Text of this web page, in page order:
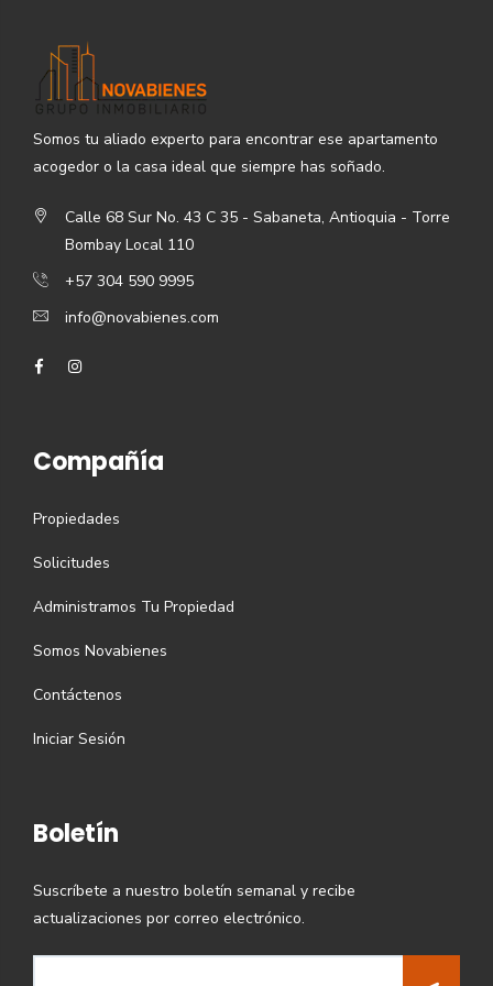
Somos tu aliado experto para encontrar ese apartamento
acogedor o la casa ideal que siempre has soñado.
Calle 68 Sur No. 43 C 35 - Sabaneta, Antioquia - Torre
Bombay Local 110
+57 304 590 9995
info@novabienes.com
Compañía
Propiedades
Solicitudes
Administramos Tu Propiedad
Somos Novabienes
Contáctenos
Iniciar Sesión
Boletín
Suscríbete a nuestro boletín semanal y recibe
actualizaciones por correo electrónico.